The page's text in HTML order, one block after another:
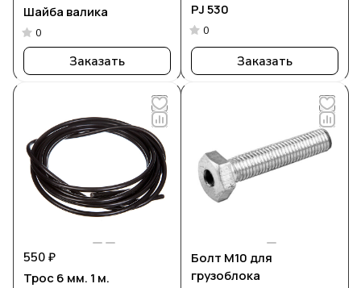
Шайба валика
0
Заказать
PJ 530
0
Заказать
550 ₽
Трос 6 мм. 1 м.
Болт М10 для
грузоблока